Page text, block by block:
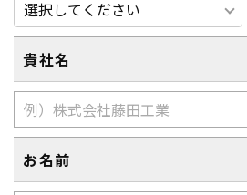
貴社名
お名前